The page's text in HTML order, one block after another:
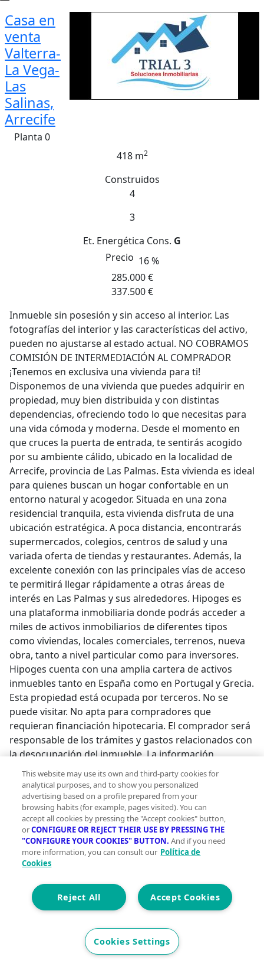
Casa en
venta
Valterra-
La Vega-
Las
Salinas,
Arrecife
Planta 0
418 m2
Construidos
4
3
Et. Energética Cons. G
Precio 16 %
285.000 €
337.500 €
Inmueble sin posesión y sin acceso al interior. Las
fotografías del interior y las características del activo,
pueden no ajustarse al estado actual. NO COBRAMOS
COMISIÓN DE INTERMEDIACIÓN AL COMPRADOR
¡Tenemos en exclusiva una vivienda para ti!
Disponemos de una vivienda que puedes adquirir en
propiedad, muy bien distribuida y con distintas
dependencias, ofreciendo todo lo que necesitas para
una vida cómoda y moderna. Desde el momento en
que cruces la puerta de entrada, te sentirás acogido
por su ambiente cálido, ubicado en la localidad de
Arrecife, provincia de Las Palmas. Esta vivienda es ideal
para quienes buscan un hogar confortable en un
entorno natural y acogedor. Situada en una zona
residencial tranquila, esta vivienda disfruta de una
ubicación estratégica. A poca distancia, encontrarás
supermercados, colegios, centros de salud y una
variada oferta de tiendas y restaurantes. Además, la
excelente conexión con las principales vías de acceso
te permitirá llegar rápidamente a otras áreas de
interés en Las Palmas y sus alrededores. Hipoges es
una plataforma inmobiliaria donde podrás acceder a
miles de activos inmobiliarios de diferentes tipos
como viviendas, locales comerciales, terrenos, nueva
obra, tanto a nivel particular como para inversores.
Hipoges cuenta con una amplia cartera de activos
inmuebles tanto en España como en Portugal y Grecia.
Esta propiedad está ocupada por terceros. No se
puede visitar. No apta para compradores que
requieran financiación hipotecaria. El comprador será
responsable de los trámites y gastos relacionados con
la desocupación del inmueble. La información
proporcionada referente a la distribución y estructura
puede no ajustarse a la realidad, ya que su verificación
no ha sido posible. La distribución indicada se ha
tomado en referencia a la distribución de activos de la
zona.;
This website may use its own and third-party cookies for
analytical purposes, and to show you personalized
advertising based on a profile prepared from your
browsing habits (for example, pages visited). You can
accept all cookies by pressing the "Accept cookies" button,
orCONFIGURE OR REJECT THEIR USE BY PRESSING THE
"CONFIGURE YOUR COOKIES" BUTTON. And if you need
more information, you can consult our Política de
Cookies
Accept Cookies
Reject All
Cookies Settings